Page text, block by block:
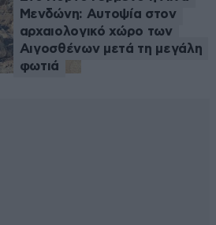
Μενδώνη: Αυτοψία στον
αρχαιολογικό χώρο των
Αιγοσθένων μετά τη μεγάλη
φωτιά